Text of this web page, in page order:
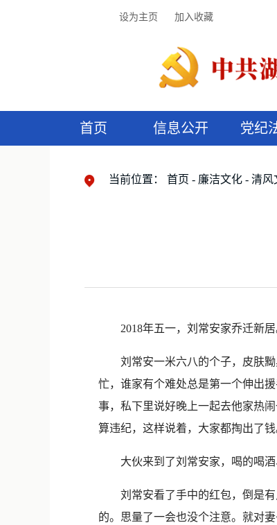
设为主页 加入收藏
首页 信息公开 党纪
当前位置： 首页 廉洁文化 清风
2018年五一，刘常安家乔迁新居
刘常安一米六八的个子，皮肤黝
忙，谁家有个难处总是第一个伸出
事，私下里说好晚上一起去他家热
算违纪，这样说着，大家都掏出了钱
大伙来到了刘常安家，喝的喝酒
刘常安看了手中的红包，倒是有
的。思量了一会也没个注意。就对